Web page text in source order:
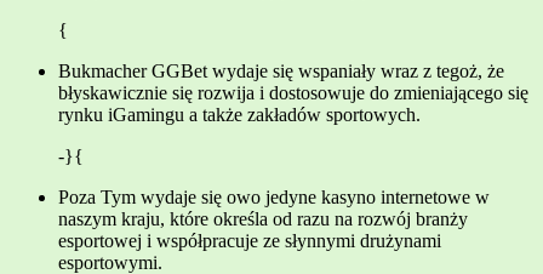
{
Bukmacher GGBet wydaje się wspaniały wraz z tegoż, że
błyskawicznie się rozwija i dostosowuje do zmieniającego się
rynku iGamingu a także zakładów sportowych.
-}{
Poza Tym wydaje się owo jedyne kasyno internetowe w
naszym kraju, które określa od razu na rozwój branży
esportowej i współpracuje ze słynnymi drużynami
esportowymi.